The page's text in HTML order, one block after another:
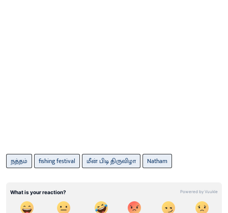
நத்தம் fishing festival மீன் பிடி திருவிழா Natham